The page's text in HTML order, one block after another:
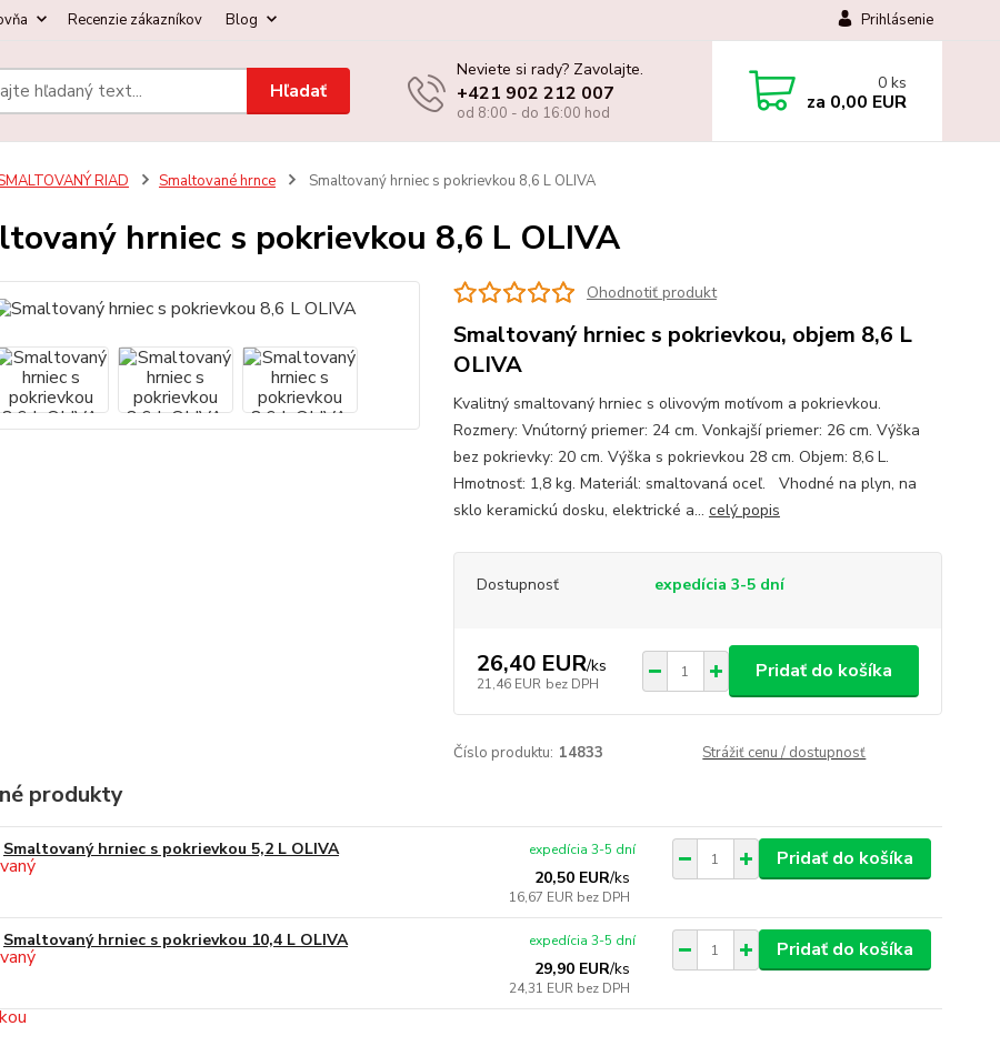
Recenzie zákazníkov Blog Prihlásenie
Hľadať
Neviete si rady? Zavolajte.
+421 902 212 007
od 8:00 - do 16:00 hod
0 ks
za 0,00 EUR
RIAD Smaltované hrnce Smaltovaný hrniec s pokrievkou 8,6 L OLIVA
hrniec s pokrievkou 8,6 L OLIVA
Ohodnotiť produkt
Smaltovaný hrniec s pokrievkou, objem 8,6 L
OLIVA
Kvalitný smaltovaný hrniec s olivovým motívom a pokrievkou.
Rozmery: Vnútorný priemer: 24 cm. Vonkajší priemer: 26 cm. Výška
bez pokrievky: 20 cm. Výška s pokrievkou 28 cm. Objem: 8,6 L.
Hmotnosť: 1,8 kg. Materiál: smaltovaná oceľ. Vhodné na plyn, na
sklo keramickú dosku, elektrické a... celý popis
Dostupnosť expedícia 3-5 dní
26,40 EUR/ks
21,46 EUR bez DPH
Pridať do košíka
Číslo produktu: 14833 Strážiť cenu / dostupnosť
produkty
Smaltovaný hrniec s pokrievkou 5,2 L OLIVA
20,50 EUR/ks
16,67 EUR bez DPH
expedícia 3-5 dní Pridať do košíka
Smaltovaný hrniec s pokrievkou 10,4 L OLIVA
29,90 EUR/ks
24,31 EUR bez DPH
expedícia 3-5 dní Pridať do košíka